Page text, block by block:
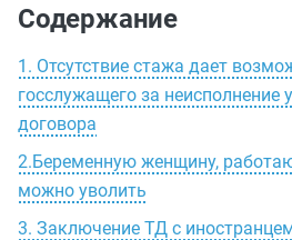
Содержание
1. Отсутствие стажа дает
госслужащего за неисполнение
договора
2.Беременную женщину,
можно уволить
3. Заключение ТД с